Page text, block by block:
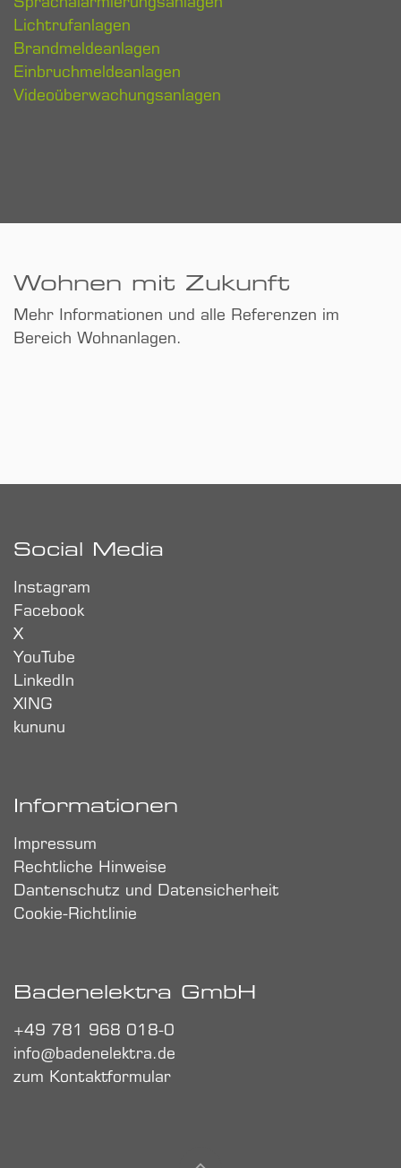
Lichtrufanlagen
Brandmeldeanlagen
Einbruchmeldeanlagen
Videoüberwachungsanlagen
Wohnen mit Zukunft
Mehr Informationen und alle Referenzen im
Bereich Wohnanlagen.
Social Media
Instagram
Facebook
X
YouTube
LinkedIn
XING
kununu
Informationen
Impressum
Rechtliche Hinweise
Dantenschutz und Datensicherheit
Cookie-Richtlinie
Badenelektra GmbH
+49 781 968 018-0
info@badenelektra.de
zum Kontaktformular